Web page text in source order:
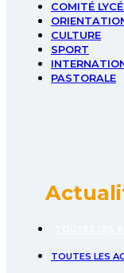
COMITÉ
CULTURE
SPORT
PASTORALE
TOUTES LES